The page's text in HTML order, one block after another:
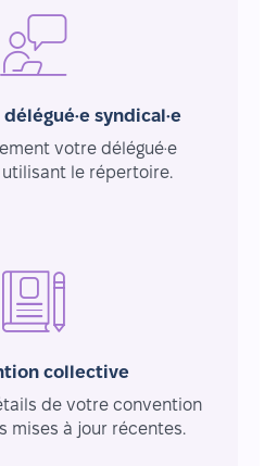
syndical·e
votre délégué·e
utilisant le répertoire.
collective
de votre convention
mises à jour récentes.